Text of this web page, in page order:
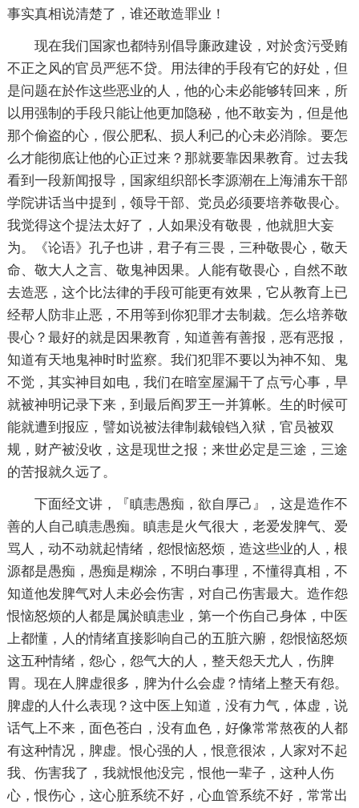
事实真相说清楚了，谁还敢造罪业！
现在我们国家也都特别倡导廉政建设，对於贪污受贿
不正之风的官员严惩不贷。用法律的手段有它的好处，但
是问题在於作这些恶业的人，他的心未必能够转回来，所
以用强制的手段只能让他更加隐秘，他不敢妄为，但是他
那个偷盗的心，假公肥私、损人利己的心未必消除。要怎
么才能彻底让他的心正过来？那就要靠因果教育。过去我
看到一段新闻报导，国家组织部长李源潮在上海浦东干部
学院讲话当中提到，领导干部、党员必须要培养敬畏心。
我觉得这个提法太好了，人如果没有敬畏，他就胆大妄
为。《论语》孔子也讲，君子有三畏，三种敬畏心，敬天
命、敬大人之言、敬鬼神因果。人能有敬畏心，自然不敢
去造恶，这个比法律的手段可能更有效果，它从教育上已
经帮人防非止恶，不用等到你犯罪才去制裁。怎么培养敬
畏心？最好的就是因果教育，知道善有善报，恶有恶报，
知道有天地鬼神时时监察。我们犯罪不要以为神不知、鬼
不觉，其实神目如电，我们在暗室屋漏干了点亏心事，早
就被神明记录下来，到最后阎罗王一并算帐。生的时候可
能就遭到报应，譬如说被法律制裁锒铛入狱，官员被双
规，财产被没收，这是现世之报；来世必定是三途，三途
的苦报就久远了。
下面经文讲，『瞋恚愚痴，欲自厚己』，这是造作不
善的人自己瞋恚愚痴。瞋恚是火气很大，老爱发脾气、爱
骂人，动不动就起情绪，怨恨恼怒烦，造这些业的人，根
源都是愚痴，愚痴是糊涂，不明白事理，不懂得真相，不
知道他发脾气对人未必会伤害，对自己伤害最大。造作怨
恨恼怒烦的人都是属於瞋恚业，第一个伤自己身体，中医
上都懂，人的情绪直接影响自己的五脏六腑，怨恨恼怒烦
这五种情绪，怨心，怨气大的人，整天怨天尤人，伤脾
胃。现在人脾虚很多，脾为什么会虚？情绪上整天有怨。
脾虚的人什么表现？这中医上知道，没有力气，体虚，说
话气上不来，面色苍白，没有血色，好像常常熬夜的人都
有这种情况，脾虚。恨心强的人，恨意很浓，人家对不起
我、伤害我了，我就恨他没完，恨他一辈子，这种人伤
心，恨伤心，这心脏系统不好，心血管系统不好，常常出